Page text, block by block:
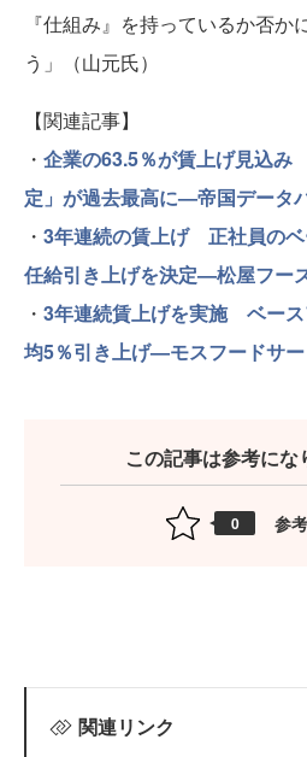
『仕組み』を持っているか否か
う」（山元氏）
【関連記事】
・ 企業の63.5％が賃上げ見込
定」が過去最高に—帝国データ
・ 3年連続の賃上げ 正社員の
任給引き上げを決定—松屋フー
・ 3年連続賃上げを実施 ベー
均5％引き上げ—モスフードサ
この記事は参考にな
0 参
関連リンク